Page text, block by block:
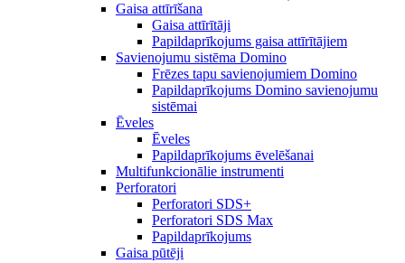
Gaisa attīrīšana
Gaisa attīrītāji
Papildaprīkojums gaisa attīrītājiem
Savienojumu sistēma Domino
Frēzes tapu savienojumiem Domino
Papildaprīkojums Domino savienojumu
sistēmai
Ēveles
Ēveles
Papildaprīkojums ēvelēšanai
Multifunkcionālie instrumenti
Perforatori
Perforatori SDS+
Perforatori SDS Max
Papildaprīkojums
Gaisa pūtēji